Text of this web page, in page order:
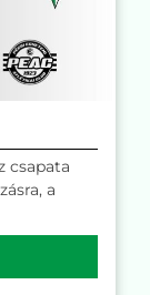
csapata
a